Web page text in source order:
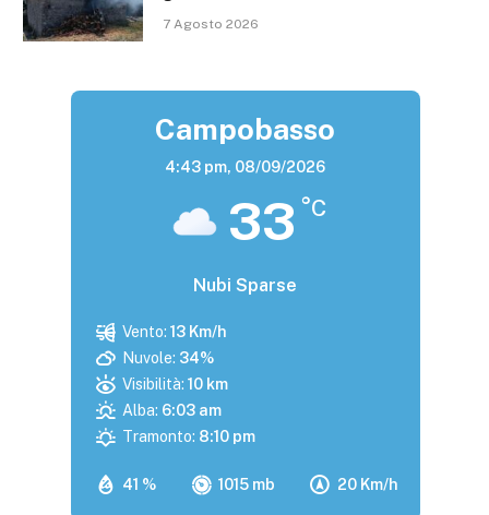
7 Agosto 2026
Campobasso
4:43 pm, 08/09/2026
33 °C
Nubi Sparse
41 % 1015 mb 20 Km/h
Vento: 13 Km/h
Nuvole: 34%
Visibilità: 10 km
Alba: 6:03 am
Tramonto: 8:10 pm